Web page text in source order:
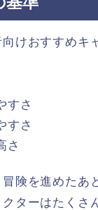
けおすすめキ
すさ
すさ
さ
険を進めたあ
ターはたくさ